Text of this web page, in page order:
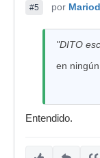
#5 por
"DITO
en
Entendido.